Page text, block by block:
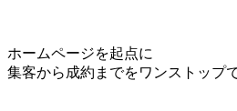
ホームページを起点に
集客から成約までをワンストップ